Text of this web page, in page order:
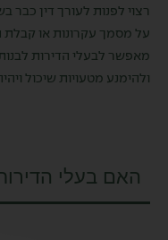
רצוי לפנות לעורך דין כבר
על מסמך עקרונות או קבלת
מאפשר לבעלי הדירות
ולהימנע מטעויות שיכול
האם בעלי